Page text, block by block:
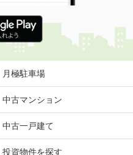
月極駐車場
中古マンション
中古一戸建て
投資物件を探す